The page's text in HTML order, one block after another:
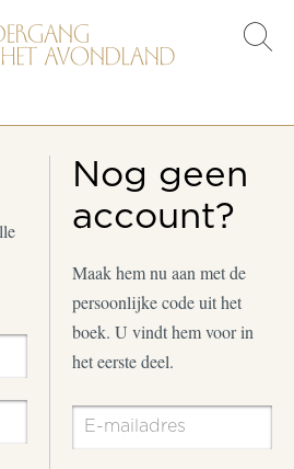
Nog geen
account?
Maak hem nu aan met de
persoonlijke code uit het
boek. U vindt hem voor in
het eerste deel.